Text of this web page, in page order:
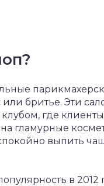
бритье. Эти
где
гламурные
выпить
в 2012